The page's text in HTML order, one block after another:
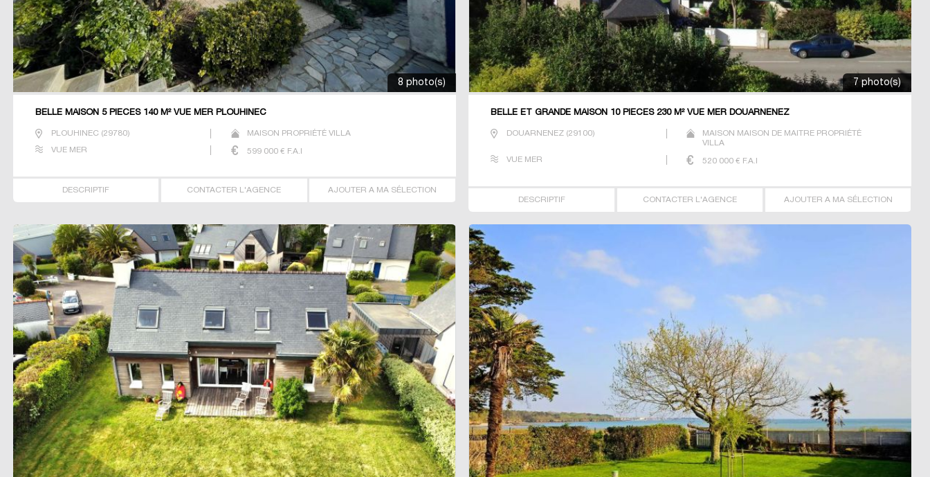
8 photo(s)
BELLE MAISON 5 PIECES 140 M² VUE MER PLOUHINEC
PLOUHINEC(29780) MAISON PROPRIÉTÉ VILLA
VUE MER 599 000€ F.A.I
DESCRIPTIF CONTACTER L'AGENCE AJOUTER A MA SÉLECTION
7 photo(s)
BELLE ET GRANDE MAISON 10 PIECES 230 M² VUE MER DOUARNENEZ
DOUARNENEZ (29100)
MAISON MAISON DE MAITRE PROPRIÉTÉ
VILLA
VUE MER 520 000 € F.A.I
DESCRIPTIF CONTACTER L'AGENCE AJOUTER A MA SÉLECTION